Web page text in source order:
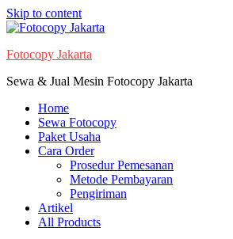
Skip to content
Fotocopy Jakarta
Sewa & Jual Mesin Fotocopy Jakarta
Home
Sewa Fotocopy
Paket Usaha
Cara Order
Prosedur Pemesanan
Metode Pembayaran
Pengiriman
Artikel
All Products